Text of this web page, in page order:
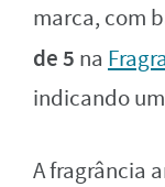
marca, com
de 5 na
indicando
A fragrância